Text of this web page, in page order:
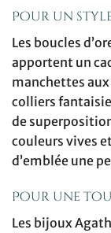
Pour un
Les boucles
apportent un
manchettes
colliers
de
couleurs vives
d’emblée une
Pour une
Les bijoux